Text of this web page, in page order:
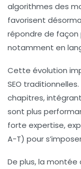
algorithmes des
favorisent
répondre de façon
notamment en
Cette évolution
SEO
chapitres,
sont plus
forte expertise,
A-T) pour
De plus, la